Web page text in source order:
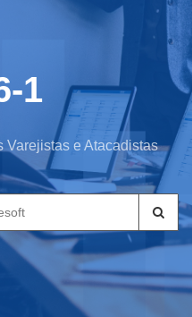
1
Varejistas e Atacadistas